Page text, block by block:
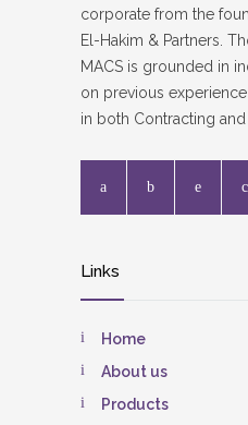
corporate from the
El-Hakim & Partners.
MACS is grounded in
on previous
in both Contracting and
Links
Home
About us
Products